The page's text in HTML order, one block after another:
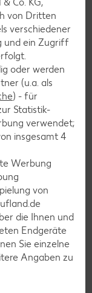
lassen.
von Dritten
verschiedener
und ein Zugriff
oder werden
(u.a. als
) - für
Statistik-
verwendet;
insgesamt 4
Werbung
von
die Ihnen und
Endgeräte
Sie einzelne
Angaben zu